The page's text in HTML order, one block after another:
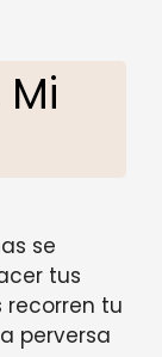
se
tus
recorren tu
perversa